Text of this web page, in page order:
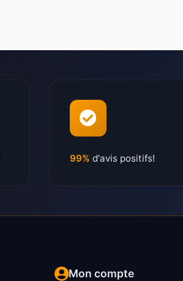
99% d'avis positifs!
Mon compte